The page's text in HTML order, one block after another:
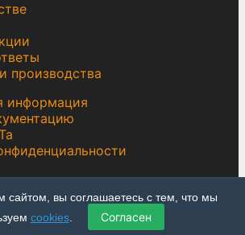
производства
информация
2014—2026
сайтом, вы соглашаетесь с тем, что мы
cookies. Согласен